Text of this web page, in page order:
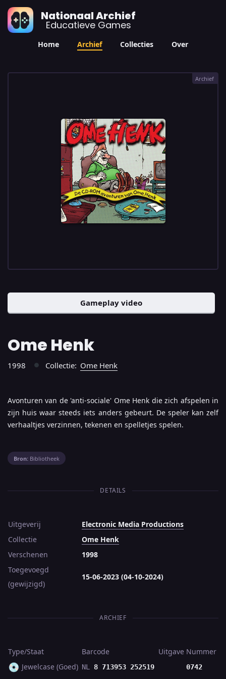
Nationaal Archief
Educatieve Games
Home Archief Collecties Over
Archief
Gameplay video
Ome Henk
1998 ● Collectie: Ome Henk
Avonturen van de 'anti-sociale' Ome Henk die zich afspelen in
zijn huis waar steeds iets anders gebeurt. De speler kan zelf
verhaaltjes verzinnen, tekenen en spelletjes spelen.
Bron: Bibliotheek
DETAILS
Uitgeverij
Electronic Media Productions
Collectie
Ome Henk
Verschenen
1998
Toegevoegd
(gewijzigd)
15-06-2023 (04-10-2024)
ARCHIEF
Type/Staat Barcode Uitgave Nummer
💿 Jewelcase (Goed) NL 8 713953 252519 0742